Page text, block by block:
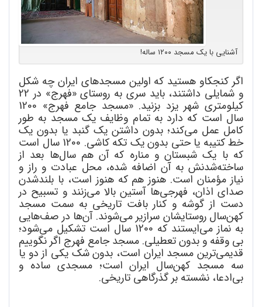
آشنایی با یک مسجد ۱۲۰۰ ساله!
اگر کنجکاو هستید که اولین مسجدهای ایران چه شکل
و شمایلی داشتند، باید سری به روستای «فهرج» در 22
کیلومتری شهر یزد بزنید. «مسجد جامع فهرج» 1200
سال است که دارد به تمام وظایف یک مسجد به طور
کامل عمل میکند؛ بدون داشتن یک گنبد یا بدون یک
خط کتیبه یا حتی بدون یک تکه کاشی. 1200 سال است
که با یک شبستان و مناره که آن هم سالها بعد از
ساختهشدنش به آن اضافه شده، محل عبادت و راز و
نیاز مؤمنان است. هنوز هم که هنوز است، با بلندشدن
صدای اذان، فهرجیها آستین بالا میزنند و تسبیح در
دست از گوشه و کنار بافت تاریخی به سمت مسجد
کهنسال روستایشان سرازیر میشوند. آنها در صفهایی
به نماز میایستند که 1200 سال است تشکیل می شود؛
بی وقفه و بدون تعطیلی. مسجد جامع فهرج اگر نگوییم
قدیمیترین مسجد ایران است، بدون شک یکی از دو یا
سه مسجد کهنسال ایران است؛ مسجدی ساده و
بیادعا، نشسته بر گذرگاهی تاریخی.